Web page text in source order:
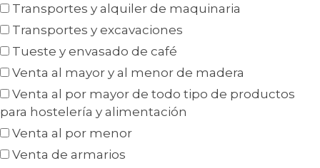
Transportes y alquiler de maquinaria
Transportes y excavaciones
Tueste y envasado de café
Venta al mayor y al menor de madera
Venta al por mayor de todo tipo de productos
para hostelería y alimentación
Venta al por menor
Venta de armarios